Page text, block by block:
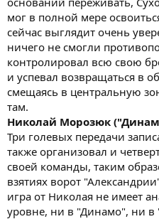
мог в полной мере
сейчас выглядит очень
ничего не смогли
контролировал всю свою
и успевал возвращаться в
смещаясь в центральную
там.
Николай Морозюк
Три голевых передачи
также организовал и
своей команды, таким
взятиях ворот
игра от Николая не имеет
уровне, ни в "Динамо", ни в